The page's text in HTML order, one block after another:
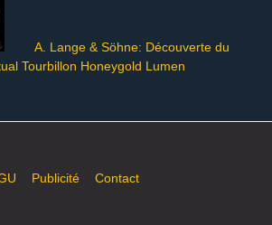
A. Lange & Söhne: Découverte du
Tourbillon Honeygold Lumen
Publicité Contact